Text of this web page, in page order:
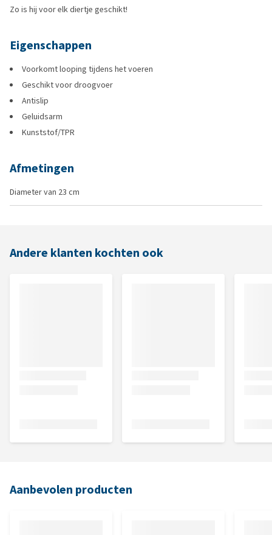
Zo is hij voor elk diertje geschikt!
Eigenschappen
Voorkomt looping tijdens het voeren
Geschikt voor droogvoer
Antislip
Geluidsarm
Kunststof/TPR
Afmetingen
Diameter van 23 cm
Andere klanten kochten ook
Aanbevolen producten